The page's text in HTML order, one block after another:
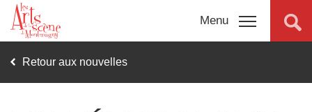
Menu
Programmation
Retour aux nouvelles